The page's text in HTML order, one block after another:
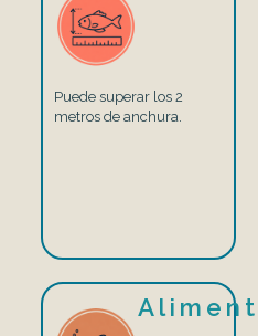
Puede superar los 2
metros de anchura.